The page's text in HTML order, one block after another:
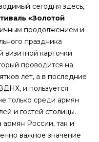
сегодня здесь,
«Золотой
продолжением и
праздника
визитной карточки
проводится на
лет, а в последние
и пользуется
только среди армян
и гостей столицы.
армян России, так и
важное значение